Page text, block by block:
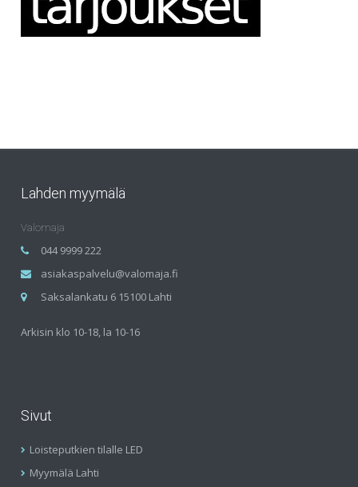
Lahden myymälä
Valomaja
044 9999 222
asiakaspalvelu@valomaja.fi
Saksalankatu 6 15100 Lahti
Arkisin klo 10-18, la 10-16
Sivut
Loisteputkien tilalle LED
Myymälä Lahti